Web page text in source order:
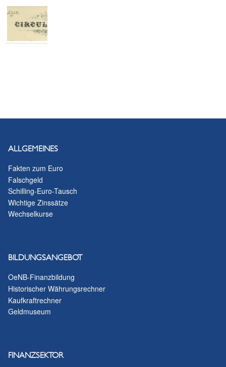
ALLGEMEINES
Fakten zum Euro
Falschgeld
Schilling-Euro-Tausch
Wichtige Zinssätze
Wechselkurse
BILDUNGSANGEBOT
OeNB-Finanzbildung
Historischer Währungsrechner
Kaufkraftrechner
Geldmuseum
FINANZSEKTOR